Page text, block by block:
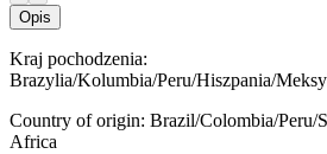
Opis
Kraj pochodzenia:
Brazylia/Kolumbia/Peru/Hiszpania/
Country of origin: Brazil/Colombia/Peru/
Africa